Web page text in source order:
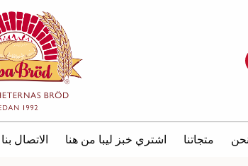
متجاتنا اشتري خبز ليبا من هنا الاتصال بنا